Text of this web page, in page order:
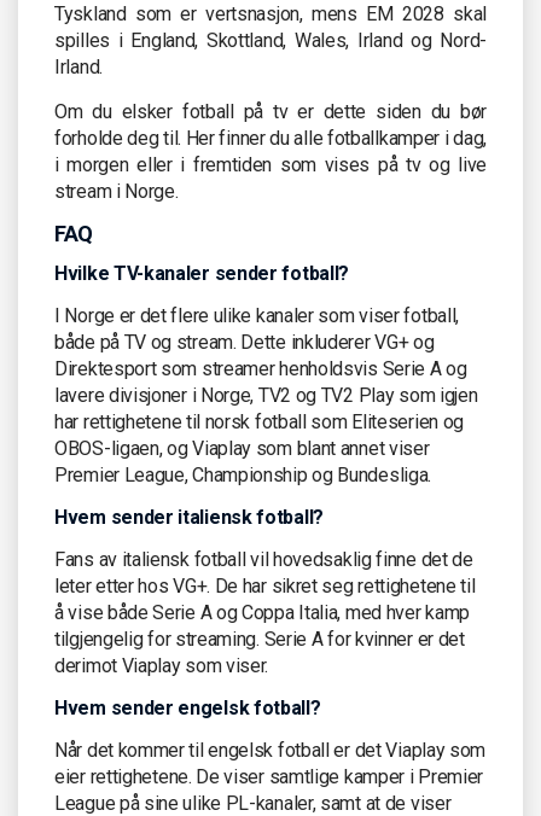
Tyskland som er vertsnasjon, mens EM 2028 skal
spilles i England, Skottland, Wales, Irland og Nord-
Irland.
Om du elsker fotball på tv er dette siden du bør
forholde deg til. Her finner du alle fotballkamper i dag,
i morgen eller i fremtiden som vises på tv og live
stream i Norge.
FAQ
Hvilke TV-kanaler sender fotball?
I Norge er det flere ulike kanaler som viser fotball,
både på TV og stream. Dette inkluderer VG+ og
Direktesport som streamer henholdsvis Serie A og
lavere divisjoner i Norge, TV2 og TV2 Play som igjen
har rettighetene til norsk fotball som Eliteserien og
OBOS-ligaen, og Viaplay som blant annet viser
Premier League, Championship og Bundesliga.
Hvem sender italiensk fotball?
Fans av italiensk fotball vil hovedsaklig finne det de
leter etter hos VG+. De har sikret seg rettighetene til
å vise både Serie A og Coppa Italia, med hver kamp
tilgjengelig for streaming. Serie A for kvinner er det
derimot Viaplay som viser.
Hvem sender engelsk fotball?
Når det kommer til engelsk fotball er det Viaplay som
eier rettighetene. De viser samtlige kamper i Premier
League på sine ulike PL-kanaler, samt at de viser